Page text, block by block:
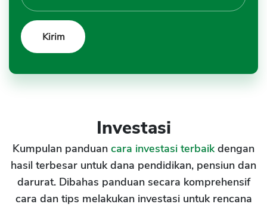
Investasi
Kumpulan panduan cara investasi terbaikdengan
hasil terbesar untuk dana pendidikan, pensiun dan
darurat. Dibahas panduan secara komprehensif
cara dan tips melakukan investasi untuk rencana